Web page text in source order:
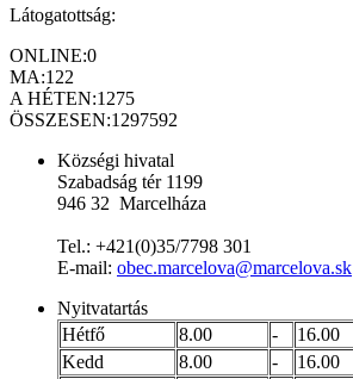
Látogatottság:
ONLINE:0
MA:122
A HÉTEN:1275
ÖSSZESEN:1297592
Községi hivatal
Szabadság tér 1199
946 32 Marcelháza
Tel.: +421(0)35/7798 301
E-mail: obec.marcelova@marcelova.sk
Nyitvatartás
Hétfő
8.00 -
16.00
Kedd
8.00 - 16.00